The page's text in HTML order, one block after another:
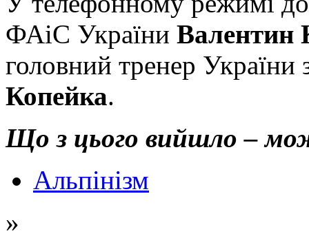
ФАіС України Валентин
головний тренер України
Копейка.
Що з цього вийшло –
Альпінізм
»